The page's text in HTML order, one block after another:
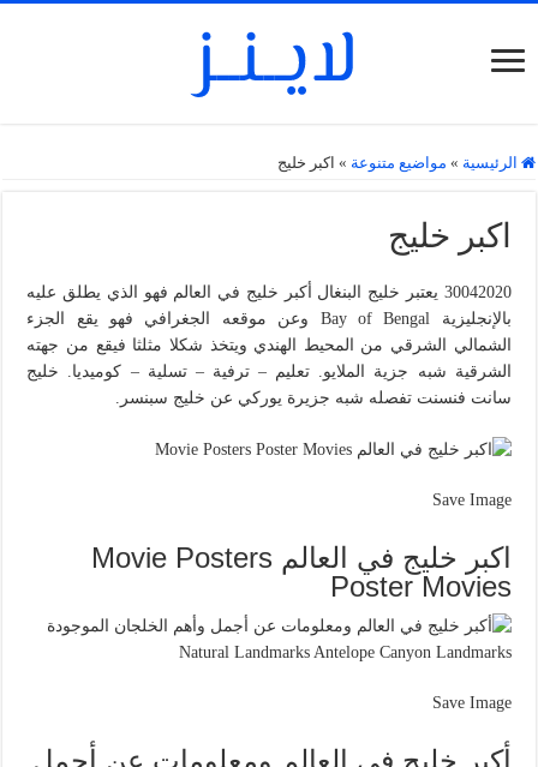
الرئيسية » مواضيع متنوعة » اكبر خليج
اكبر خليج
30042020 يعتبر خليج البنغال أكبر خليج في العالم فهو الذي يطلق عليه
بالإنجليزية Bay of Bengal وعن موقعه الجغرافي فهو يقع الجزء
الشمالي الشرقي من المحيط الهندي ويتخذ شكلا مثلثا فيقع من جهته
الشرقية شبه جزية الملايو. تعليم – ترفية – تسلية – كوميديا. خليج
سانت فنسنت تفصله شبه جزيرة يوركي عن خليج سبنسر.
Save Image
اكبر خليج في العالم Movie Posters
Poster Movies
Save Image
أكبر خليج في العالم ومعلومات عن أجمل